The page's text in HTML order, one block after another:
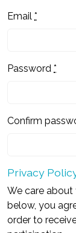
Email *
Password *
Confirm
Privacy
We care about
below, you
order to